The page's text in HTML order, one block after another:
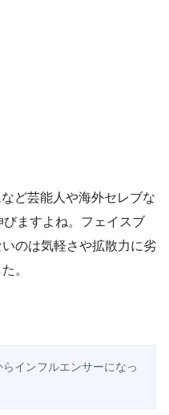
ど芸能人や海外セレブな
ますよね。フェイスブ
のは気軽さや拡散力に劣
。
インフルエンサーになっ